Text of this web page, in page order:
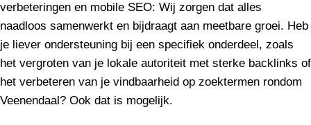
verbeteringen en mobile SEO: Wij zorgen dat alles
naadloos samenwerkt en bijdraagt aan meetbare groei. Heb
je liever ondersteuning bij een specifiek onderdeel, zoals
het vergroten van je lokale autoriteit met sterke backlinks of
het verbeteren van je vindbaarheid op zoektermen rondom
Veenendaal? Ook dat is mogelijk.